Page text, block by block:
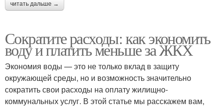
читать дальше →
Сократите расходы: как экономить
воду и платить меньше за ЖКХ
Экономия воды — это не только вклад в защиту
окружающей среды, но и возможность значительно
сократить свои расходы на оплату жилищно-
коммунальных услуг. В этой статье мы расскажем вам,